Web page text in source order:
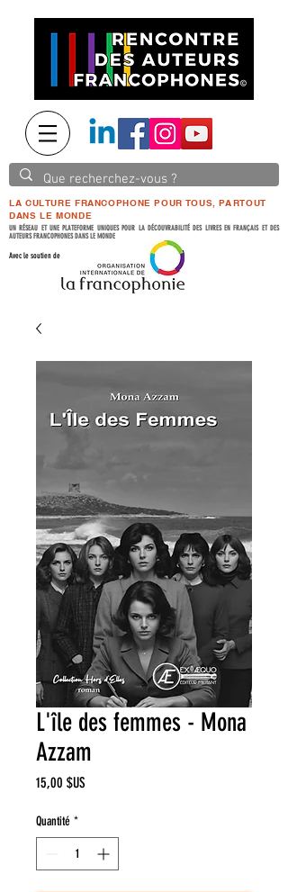
LA CULTURE FRANCOPHONE POUR TOUS, PARTOUT
DANS LE MONDE
UN RÉSEAU ET UNE PLATEFORME UNIQUES POUR LA DÉCOUVRABILITÉ DES LIVRES EN FRANÇAIS ET DES
AUTEURS FRANCOPHONES DANS LE MONDE
Avec le soutien de
L'île des femmes - Mona
Azzam
15,00 $US
Quantité *